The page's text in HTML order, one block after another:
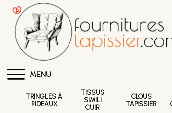
MENU
TRINGLES À
RIDEAUX
TISSUS
SIMILI
CUIR
CLOUS
TAPISSIER